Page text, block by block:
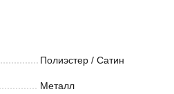
Полиэстер / Сатин
Металл